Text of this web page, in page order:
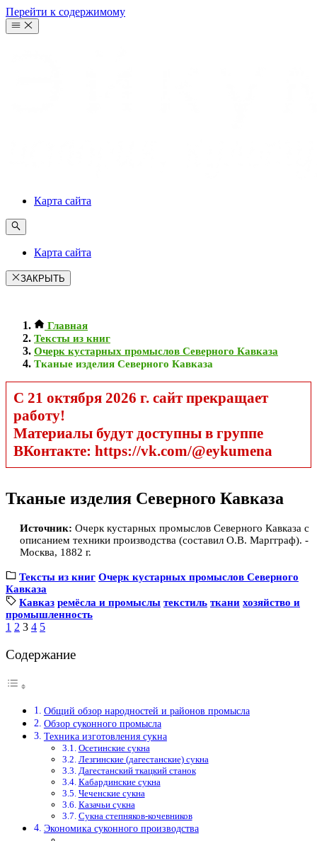
Перейти к содержимому
Карта сайта
Карта сайта
ЗАКРЫТЬ
Главная
Тексты из книг
Очерк кустарных промыслов Северного Кавказа
Тканые изделия Северного Кавказа
С 21 октября 2026 г. сайт прекращает
работу!
Материалы будут доступны в группе
ВКонтакте: https://vk.com/@eykumena
Тканые изделия Северного Кавказа
Источник: Очерк кустарных промыслов Северного Кавказа с
описанием техники производства (составил О.В. Маргграф). -
Москва, 1882 г.
Тексты из книг Очерк кустарных промыслов Северного
Кавказа
Кавказ ремёсла и промыслы текстиль ткани хозяйство и
промышленность
1 2 3 4 5
Содержание
Общий обзор народностей и районов промысла
Обзор суконного промысла
Техника изготовления сукна
Осетинские сукна
Лезгинские (дагестанские) сукна
Дагестанский ткацкий станок
Кабардинские сукна
Чеченские сукна
Казачьи сукна
Сукна степняков-кочевников
Экономика суконного производства